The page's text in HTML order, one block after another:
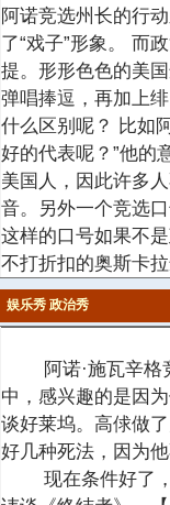
阿诺竞选州长的行
了“戏子”形象。 而
提。形形色色的美
弹唱捧逗，再加上
什么区别呢？ 比如
好的代表呢？”他的
美国人，因此许多
音。另外一个竞选
这样的口号如果不
不打折扣的奥斯卡
娱乐秀政治秀
阿诺·施瓦辛格竞
中，感兴趣的是因
谈好莱坞。高俅做
好几种死法，因为
现在条件好了，